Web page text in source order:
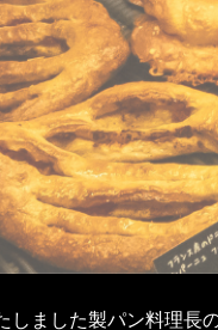
しました製パン料理長